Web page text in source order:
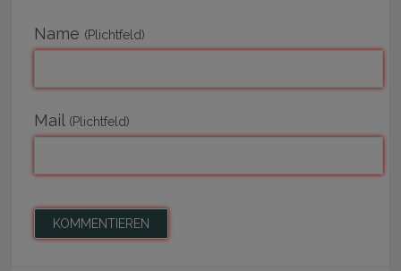
Name (Plichtfeld)
Mail (Plichtfeld)